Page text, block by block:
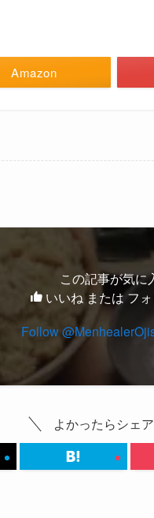
Amazon
この記事が気に
いいね または フ
Follow
よかったらシェ